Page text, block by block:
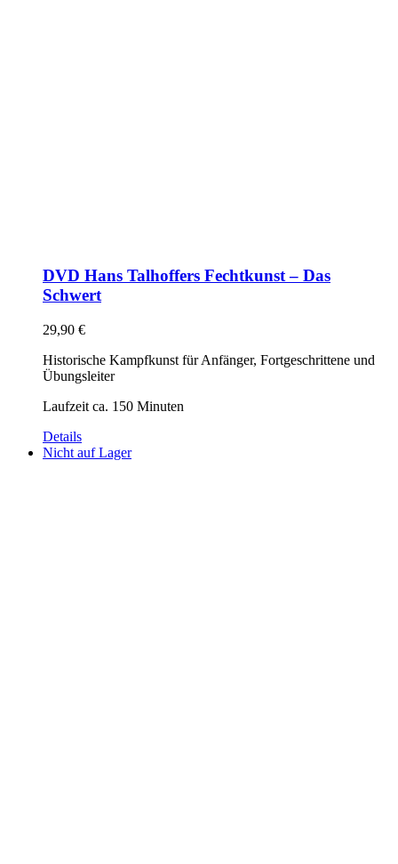
DVD Hans Talhoffers Fechtkunst – Das
Schwert
29,90 €
Historische Kampfkunst für Anfänger, Fortgeschrittene und
Übungsleiter
Laufzeit ca. 150 Minuten
Details
Nicht auf Lager